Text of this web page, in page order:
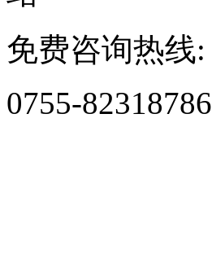
免费咨询热线:
0755-82318786